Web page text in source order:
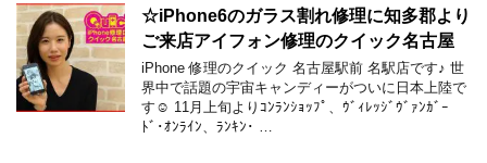
☆iPhone6のガラス割れ修理に知多郡より
ご来店アイフォン修理のクイック名古屋
iPhone 修理のクイック 名古屋駅前 名駅店です♪ 世
界中で話題の宇宙キャンディーがついに日本上陸で
す☺ 11月上旬よりｺﾝﾗﾝｼｮｯﾌﾟ、ｳﾞｨﾚｯｼﾞｳﾞｧﾝｶﾞｰ
ﾄﾞ･ｵﾝﾗｲﾝ、ﾗﾝｷﾝ･ …